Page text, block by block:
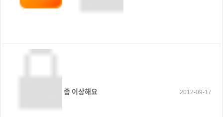
좀 이상해요 2012-09-17